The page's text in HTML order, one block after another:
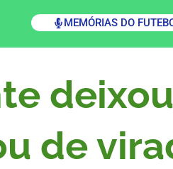
MEMÓRIAS DO
de